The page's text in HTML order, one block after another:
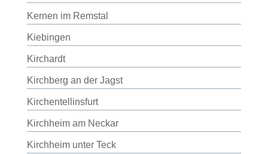
Kernen im Remstal
Kiebingen
Kirchardt
Kirchberg an der Jagst
Kirchentellinsfurt
Kirchheim am Neckar
Kirchheim unter Teck